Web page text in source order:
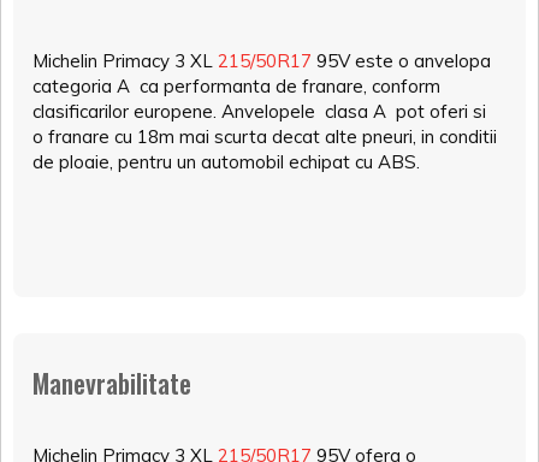
Michelin Primacy 3 XL 215/50R17 95V este o anvelopa
categoria A ca performanta de franare, conform
clasificarilor europene. Anvelopele clasa A pot oferi si
o franare cu 18m mai scurta decat alte pneuri, in conditii
de ploaie, pentru un automobil echipat cu ABS.
Manevrabilitate
Michelin Primacy 3 XL 215/50R17 95V ofera o